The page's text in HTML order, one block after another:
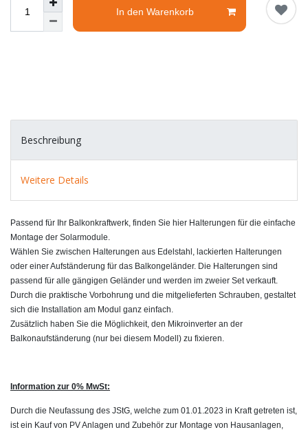
In den Warenkorb
Beschreibung
Weitere Details
Passend für Ihr Balkonkraftwerk, finden Sie hier Halterungen für die einfache
Montage der Solarmodule.
Wählen Sie zwischen Halterungen aus Edelstahl, lackierten Halterungen
oder einer Aufständerung für das Balkongeländer. Die Halterungen sind
passend für alle gängigen Geländer und werden im zweier Set verkauft.
Durch die praktische Vorbohrung und die mitgelieferten Schrauben, gestaltet
sich die Installation am Modul ganz einfach.
Zusätzlich haben Sie die Möglichkeit, den Mikroinverter an der
Balkonaufständerung (nur bei diesem Modell) zu fixieren.
Information zur 0% MwSt:
Durch die Neufassung des JStG, welche zum 01.01.2023 in Kraft getreten ist,
ist ein Kauf von PV Anlagen und Zubehör zur Montage von Hausanlagen,